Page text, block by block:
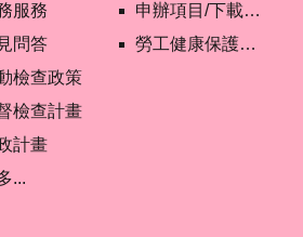
服務
問答
檢查政策
檢查計畫
計畫
...
申辦項目/下載表格
勞工健康保護管理報備資訊網